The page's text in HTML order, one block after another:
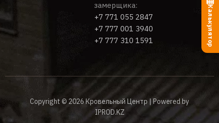
замерщика:
+7 771 055 2847
+7 777 001 3940
+7 777 310 1591
Copyright © 2026 Кровельный Центр | Powered by
IPROD.KZ
Калькулятор